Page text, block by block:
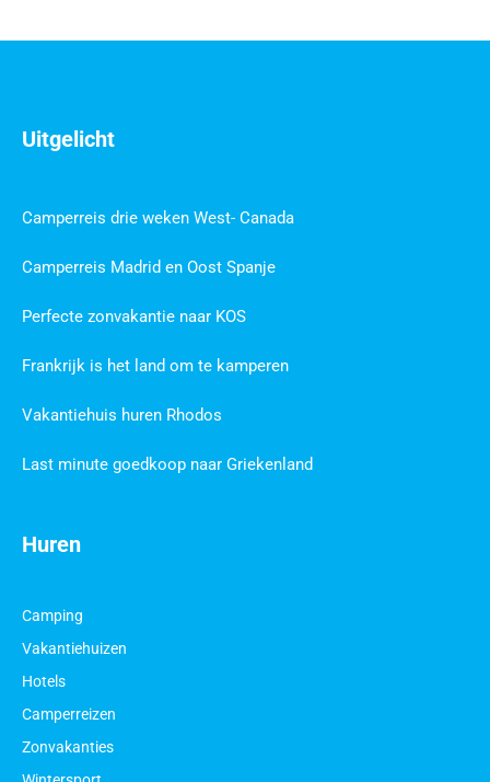
Huren
Camping
Vakantiehuizen
Hotels
Camperreizen
Zonvakanties
Uitgelicht
Camperreis drie weken West- Canada
Camperreis Madrid en Oost Spanje
Perfecte zonvakantie naar KOS
Frankrijk is het land om te kamperen
Vakantiehuis huren Rhodos
Last minute goedkoop naar Griekenland